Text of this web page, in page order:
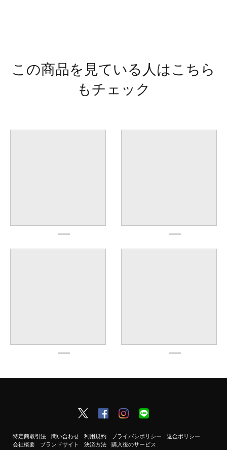
この商品を見ている人はこちら
もチェック
特定商取引法 問い合わせ 利用規約 プライバシポリシー
返金ポリシー
会社概要
ブランドサイト 決済方法
購入後のサービス